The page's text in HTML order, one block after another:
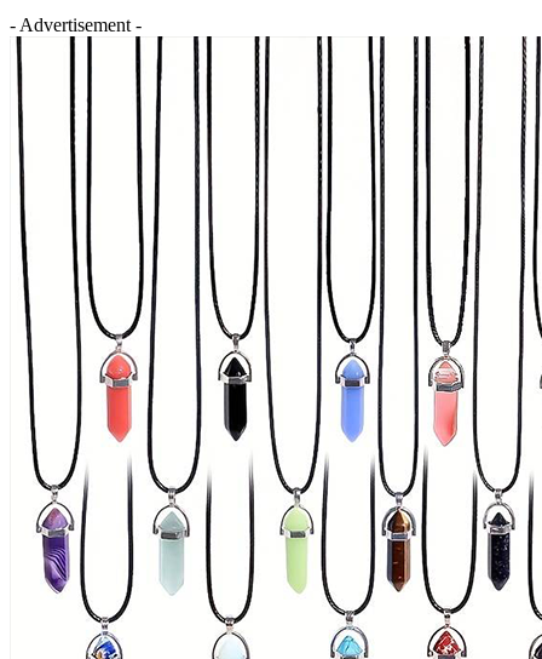
- Advertisement -